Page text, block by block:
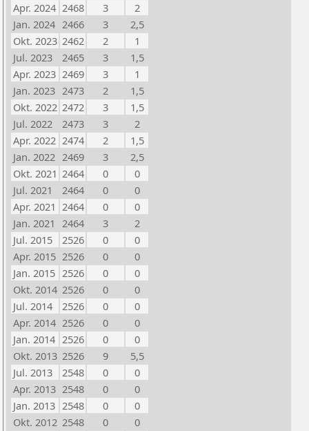
Apr. 2024 2468 3
2
Jan. 2024 2466 3
2,5
Okt. 2023 2462 2
1
Jul. 2023
2465 3
1,5
Apr. 2023 2469 3
1
Jan. 2023 2473 2
1,5
Okt. 2022 2472 3
1,5
Jul. 2022
2473 3
2
Apr. 2022 2474 2
1,5
Jan. 2022 2469 3
2,5
Okt. 2021 2464 0
0
Jul. 2021
2464 0
0
Apr. 2021 2464 0
0
Jan. 2021 2464 3
2
Jul. 2015
2526 0
0
Apr. 2015 2526 0
0
Jan. 2015 2526 0
0
Okt. 2014 2526 0
0
Jul. 2014
2526 0
0
Apr. 2014 2526 0
0
Jan. 2014 2526 0
0
Okt. 2013 2526 9
5,5
Jul. 2013
2548 0
0
Apr. 2013 2548 0
0
Jan. 2013 2548 0
0
Okt. 2012 2548 0
0